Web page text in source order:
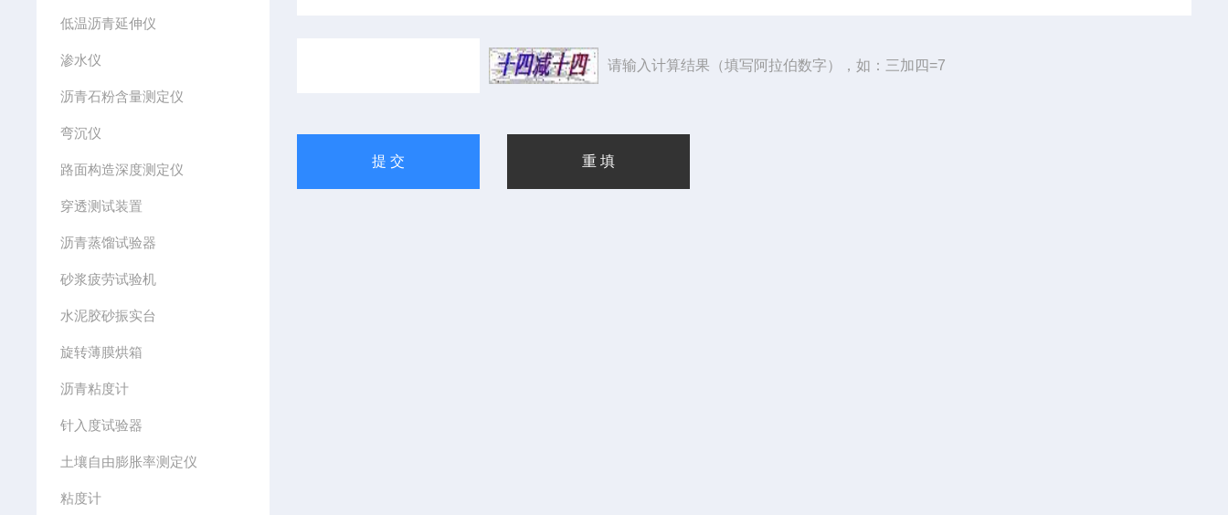
低温沥青延伸仪
渗水仪
沥青石粉含量测定仪
弯沉仪
路面构造深度测定仪
穿透测试装置
沥青蒸馏试验器
砂浆疲劳试验机
水泥胶砂振实台
旋转薄膜烘箱
沥青粘度计
针入度试验器
土壤自由膨胀率测定仪
粘度计
请输入计算结果（填写阿拉伯数字），如：三加四=7